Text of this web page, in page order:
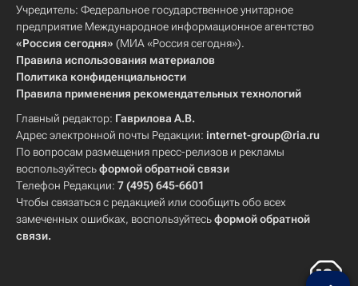
Учредитель: Федеральное государственное унитарное
предприятие Международное информационное агентство
«Россия сегодня» (МИА «Россия сегодня»).
Правила использования материалов
Политика конфиденциальности
Правила применения рекомендательных технологий
Главный редактор: Гаврилова А.В.
Адрес электронной почты Редакции: internet-group@ria.ru
По вопросам размещения пресс-релизов и рекламы
воспользуйтесьформой обратной связи
Телефон Редакции: 7 (495) 645-6601
Чтобы связаться с редакцией или сообщить обо всех
замеченных ошибках, воспользуйтесьформой обратной
связи.